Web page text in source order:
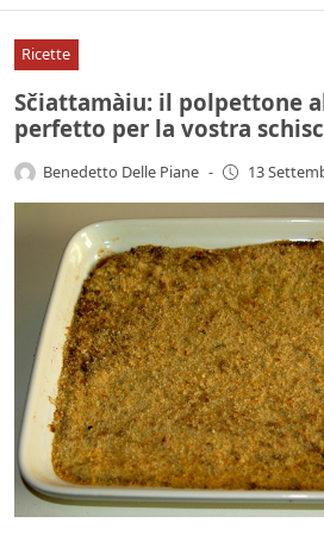
Ricette
Sčiattamàiu: il polpettone
perfetto per la vostra
Benedetto Delle Piane - 13